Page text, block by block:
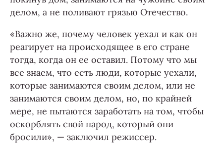
делом, а не поливают грязью Отечество.
«Важно же, почему человек уехал и как он
реагирует на происходящее в его стране
тогда, когда он ее оставил. Потому что мы
все знаем, что есть люди, которые уехали,
которые занимаются своим делом, или не
занимаются своим делом, но, по крайней
мере, не пытаются заработать на том, чтобы
оскорблять свой народ, который они
бросили», — заключил режиссер.